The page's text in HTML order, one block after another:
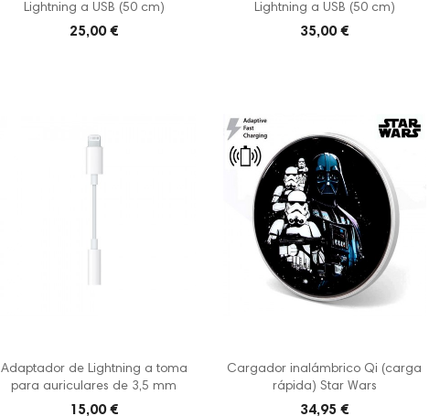
Lightning a USB (50 cm)
25,00 €
Lightning a USB (50 cm)
35,00 €
Adaptador de Lightning a toma
para auriculares de 3,5 mm
15,00 €
Cargador inalámbrico Qi (carga
rápida) Star Wars
34,95 €